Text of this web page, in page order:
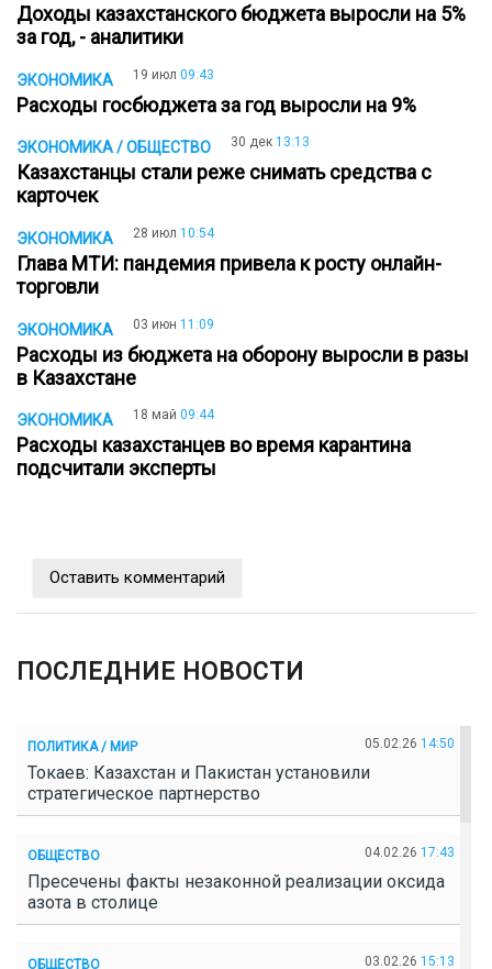
Доходы казахстанского бюджета выросли на 5%
за год, - аналитики
ЭКОНОМИКА 19 июл 09:43
Расходы госбюджета за год выросли на 9%
ЭКОНОМИКА / ОБЩЕСТВО 30 дек 13:13
Казахстанцы стали реже снимать средства с
карточек
ЭКОНОМИКА 28 июл 10:54
Глава МТИ: пандемия привела к росту онлайн-
торговли
ЭКОНОМИКА 03 июн 11:09
Расходы из бюджета на оборону выросли в разы
в Казахстане
ЭКОНОМИКА 18 май 09:44
Расходы казахстанцев во время карантина
подсчитали эксперты
Оставить комментарий
ПОСЛЕДНИЕ НОВОСТИ
ПОЛИТИКА / МИР 05.02.26 14:50
Токаев: Казахстан и Пакистан установили
стратегическое партнерство
ОБЩЕСТВО 04.02.26 17:43
Пресечены факты незаконной реализации оксида
азота в столице
ОБЩЕСТВО 03.02.26 15:13